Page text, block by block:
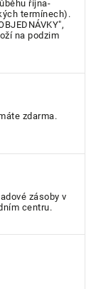
října-
termínech).
na podzim
zdarma.
zásoby v
centru.